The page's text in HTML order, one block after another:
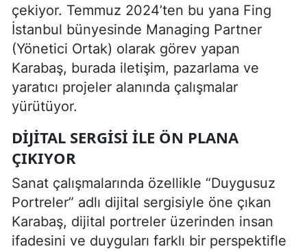
çekiyor. Temmuz 2024’ten bu yana Fing
İstanbul bünyesinde Managing Partner
(Yönetici Ortak) olarak görev yapan
Karabaş, burada iletişim, pazarlama ve
yaratıcı projeler alanında çalışmalar
yürütüyor.
DIJITAL SERGISI ILE ÖN PLANA
ÇIKIYOR
Sanat çalışmalarında özellikle “Duygusuz
Portreler” adlı dijital sergisiyle öne çıkan
Karabaş, dijital portreler üzerinden insan
ifadesini ve duyguları farklı bir perspektifle